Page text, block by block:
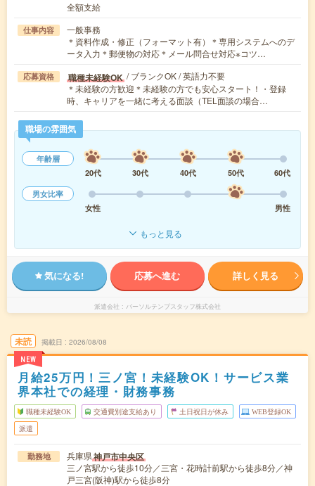
全額支給
仕事内容
一般事務
＊資料作成・修正（フォーマット有）＊専用システムへのデ
ータ入力＊郵便物の対応＊メール問合せ対応※コツ…
応募資格 職種未経験OK / ブランクOK / 英語力不要
＊未経験の方歓迎＊未経験の方でも安心スタート！・登録
時、キャリアを一緒に考える面談（TEL面談の場合…
職場の雰囲気
年齢層
20代
30代 40代 50代
60代
男女比率
女性
男性
もっと見る
気になる! 応募へ進む 詳しく見る
派遣会社 パーソルテンプスタッフ株式会社
未読
NEW
掲載日 2026/08/08
月給25万円！三ノ宮！未経験OK！サービス業
界本社での経理・財務事務
職種未経験OK 交通費別途支給あり 土日祝日が休み WEB登録OK
派遣
勤務地 兵庫県神戸市中央区
三ノ宮駅から徒歩10分／三宮・花時計前駅から徒歩8分／神
戸三宮(阪神)駅から徒歩8分